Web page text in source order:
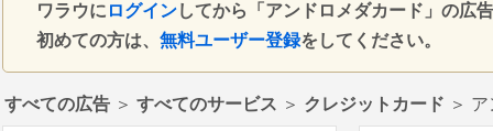
ワラウに ログインしてから「アンドロメダカード」の広
初めての方は、 無料ユーザー登録をしてください。
すべての広告 ＞ すべてのサービス ＞ クレジットカード ＞ ア